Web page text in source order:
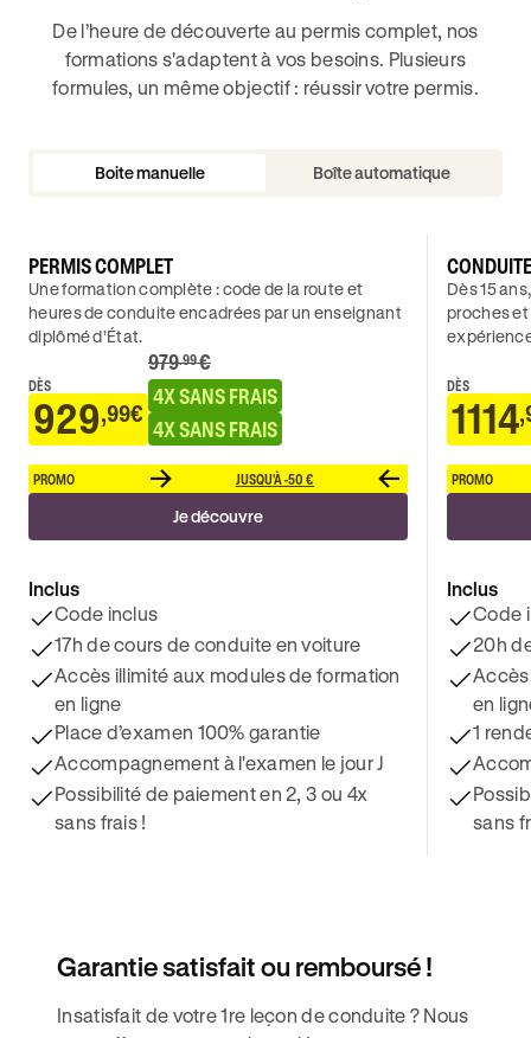
De l’heure de découverte au permis complet, nos
formations s'adaptent à vos besoins. Plusieurs
formules, un même objectif : réussir votre permis.
Boite manuelle Boîte automatique
PERMIS COMPLET
Une formation complète : code de la route et
heures de conduite encadrées par un enseignant
diplômé d’État.
DÈS
929,99€
979 .99€
4X SANS FRAIS
4X SANS FRAIS
PROMO JUSQU'À -50 €
Je découvre
Inclus
Code inclus
17h de cours de conduite en voiture
Accès illimité aux modules de formation
en ligne
Place d’examen 100% garantie
Accompagnement à l'examen le jour J
Possibilité de paiement en 2, 3 ou 4x
sans frais !
Dès 15
proches
DÈS
1114
PROMO
Inclus
Code
20h
en
1
sans
Garantie satisfait ou remboursé !
Insatisfait de votre 1re leçon de conduite ? Nous